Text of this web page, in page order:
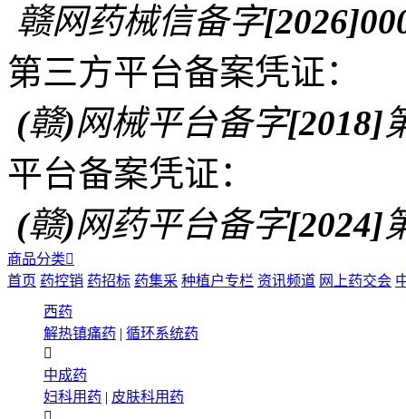
赣网药械信备字
第三方平台备案凭证：
(赣)网械平台备字[2018]
平台备案凭证：
(赣)网药平台备字[2024]
商品分类
首页 药控销 药招标 药集采 种植户专栏 资讯频道 网上药交会
西药
解热镇痛药 | 循环系统药

中成药
妇科用药 | 皮肤科用药